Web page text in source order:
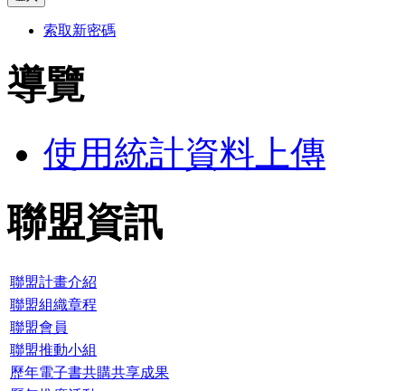
索取新密碼
導覽
使用統計資料上傳
聯盟資訊
聯盟計畫介紹
聯盟組織章程
聯盟會員
聯盟推動小組
歷年電子書共購共享成果